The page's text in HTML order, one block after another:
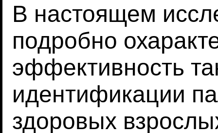
В настоящем
подробно
эффективность
идентификации
здоровых